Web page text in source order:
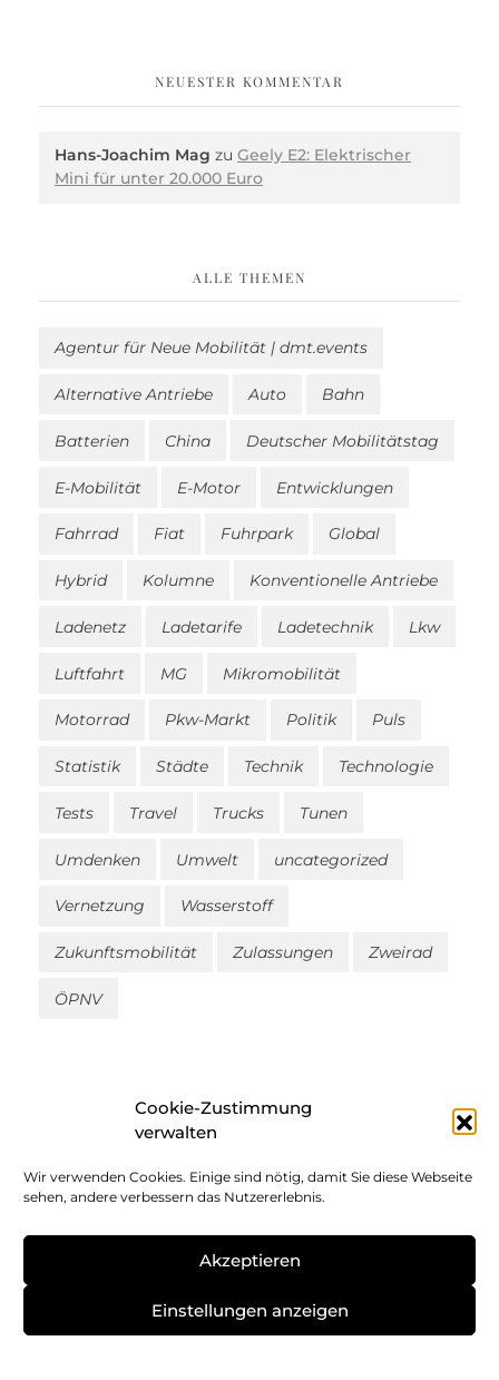
Cookie-Zustimmung
verwalten
Wir verwenden Cookies. Einige sind nötig, damit Sie diese Webseite
sehen, andere verbessern das Nutzererlebnis.
Akzeptieren
Einstellungen anzeigen
NEUESTER KOMMENTAR
Hans-Joachim Mag zu Geely E2: Elektrischer
Mini für unter 20.000 Euro
ALLE THEMEN
Agentur für Neue Mobilität | dmt.events
Alternative Antriebe Auto Bahn
Batterien China Deutscher Mobilitätstag
E-Mobilität E-Motor Entwicklungen
Fahrrad Fiat Fuhrpark Global
Hybrid Kolumne Konventionelle Antriebe
Ladenetz Ladetarife Ladetechnik Lkw
Luftfahrt MG Mikromobilität
Motorrad Pkw-Markt Politik Puls
Statistik Städte Technik Technologie
Tests Travel Trucks Tunen
Umdenken Umwelt uncategorized
Vernetzung Wasserstoff
Zukunftsmobilität Zulassungen Zweirad
ÖPNV
Impressum
Datenschutz